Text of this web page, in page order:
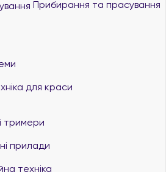
Прибирання та прасування
для краси
тримери
прилади
техніка